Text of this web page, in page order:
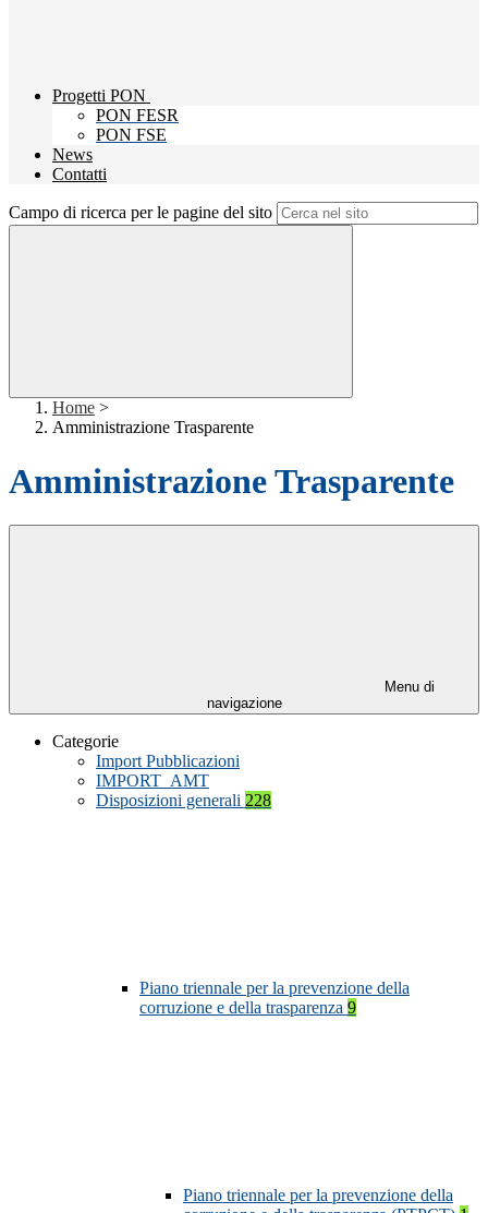
Progetti PON
PON FESR
PON FSE
News
Contatti
Campo di ricerca per le pagine del sito
Home >
Amministrazione Trasparente
Amministrazione Trasparente
Menu di
navigazione
Categorie
Import Pubblicazioni
IMPORT_AMT
Disposizioni generali 228
Piano triennale per la prevenzione della
corruzione e della trasparenza 9
Piano triennale per la prevenzione della